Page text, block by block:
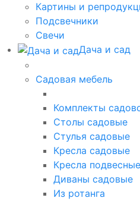
Картины и
Подсвечники
Свечи
Дача и сад
Садовая мебель
Комплекты
Столы садовые
Стулья садовые
Кресла садовые
Кресла подвесные
Диваны садовые
Из ротанга